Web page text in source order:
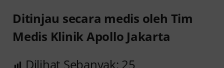
Ditinjau secara medis oleh Tim
Medis Klinik Apollo Jakarta
Dilihat Sebanyak: 25